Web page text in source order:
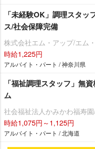
「未経験OK」調理スタ
ス/社会保障完備
株式会社エム・アップ/エム
時給1,225円
アルバイト・パート / 神奈川県
「福祉調理スタッフ」無
ム
社会福祉法人かみかわ福寿
時給1,075円～1,125円
アルバイト・パート / 北海道